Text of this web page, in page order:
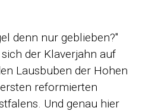
denn nur geblieben?"
der Klaverjahn auf
Lausbuben der Hohen
reformierten
Und genau hier